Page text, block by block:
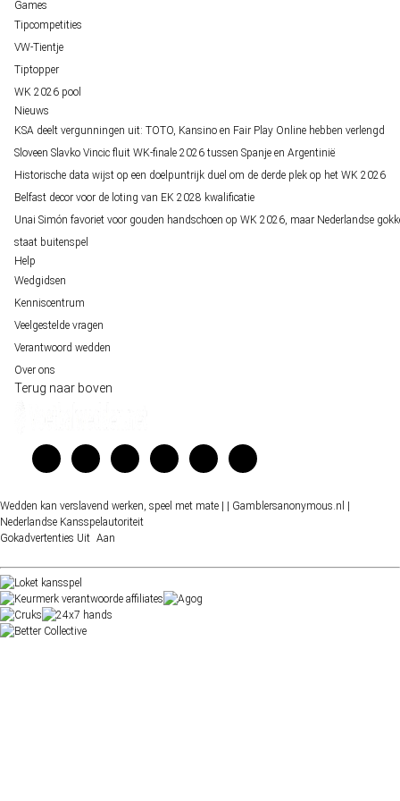
Games
Tipcompetities
VW-Tientje
Tiptopper
WK 2026 pool
Nieuws
KSA deelt vergunningen uit: TOTO, Kansino en Fair Play Online hebben verlengd
Sloveen Slavko Vincic fluit WK-finale 2026 tussen Spanje en Argentinië
Historische data wijst op een doelpuntrijk duel om de derde plek op het WK 2026
Belfast decor voor de loting van EK 2028 kwalificatie
Unai Simón favoriet voor gouden handschoen op WK 2026, maar Nederlandse
staat buitenspel
Help
Wedgidsen
Kenniscentrum
Veelgestelde vragen
Verantwoord wedden
Over ons
Terug naar boven
Wedden kan verslavend werken, speel met mate | | Gamblersanonymous.nl
Nederlandse Kansspelautoriteit
Gokadvertenties Uit Aan